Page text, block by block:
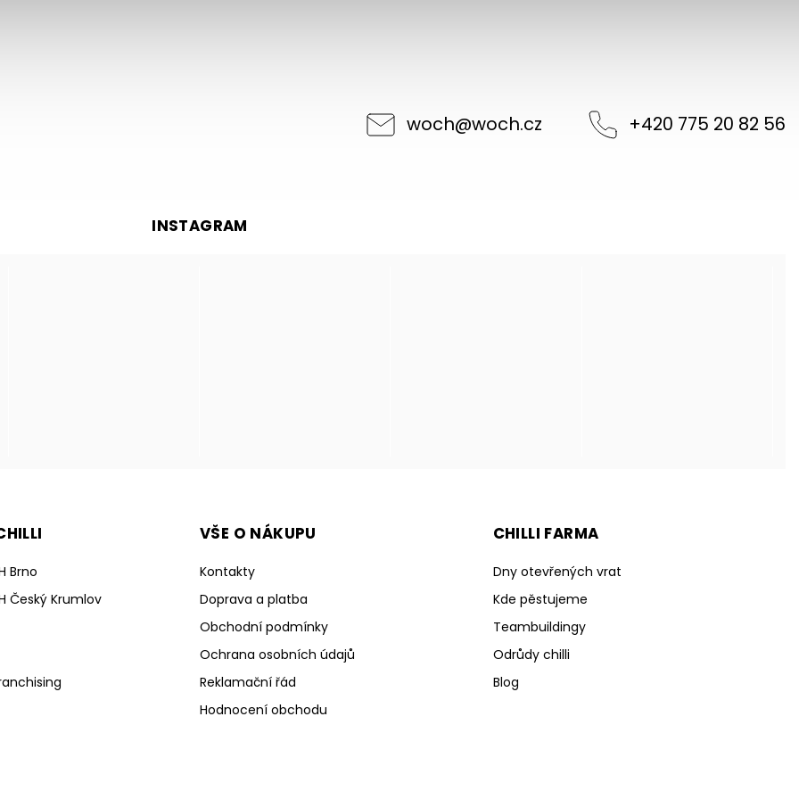
woch@woch.cz +420 775 20 82 56
Brno
Český Krumlov
VŠE O NÁKUPU
Kontakty
Doprava a platba
Obchodní podmínky
Ochrana osobních údajů
Reklamační řád
Hodnocení obchodu
CHILLI FARMA
Dny otevřených vrat
Kde pěstujeme
Teambuildingy
Odrůdy chilli
Blog
INSTAGRAM